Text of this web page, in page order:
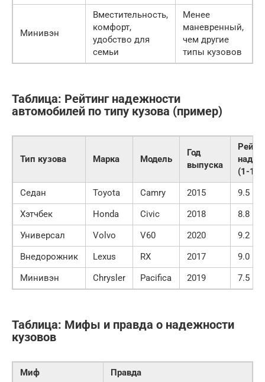
Минивэн
Вместительность,
комфорт,
удобство для
семьи
Менее
маневренный,
чем другие
типы кузовов
Таблица: Рейтинг надежности
автомобилей по типу кузова (пример)
Тип кузова Марка Модель
Год
выпуска
(1-10)
Седан
Toyota Camry 2015
9.5
Хэтчбек
Honda Civic 2018
8.8
Универсал
Volvo V60 2020
9.2
Внедорожник
Lexus RX 2017
9.0
Минивэн
Chrysler Pacifica 2019 7.5
Таблица: Мифы и правда о надежности
кузовов
Миф Правда